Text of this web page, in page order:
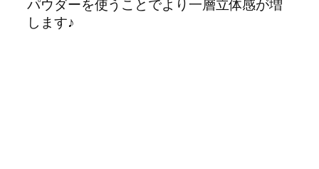
パウダーを使うことでより一層立体感が増
します♪